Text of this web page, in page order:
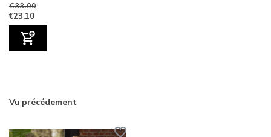
€33,00
€23,10
Vu précédement